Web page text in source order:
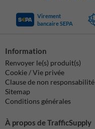
Virement
bancaire SEPA
Information
Renvoyer le(s) produit(s)
Cookie / Vie privée
Clause de non responsabilité
Sitemap
Conditions générales
À propos de TrafficSupply